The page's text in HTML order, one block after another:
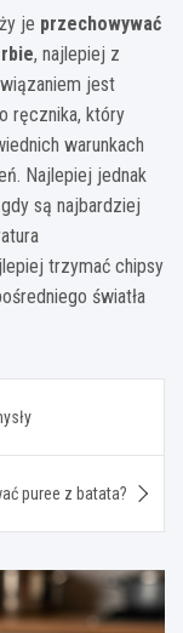
je przechowywać
, najlepiej z
jest
ręcznika, który
warunkach
Najlepiej jednak
są najbardziej
trzymać chipsy
światła
puree z batata?